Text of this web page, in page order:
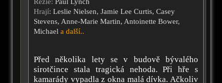
Režie: Paul Lynch
Hrají: Leslie Nielsen, Jamie Lee Curtis, Casey
Stevens, Anne-Marie Martin, Antoinette Bower,
Michael a další..
Před několika lety se v budově bývalého
sirotčince stala tragická nehoda. Při hře s
kamarády vypadla z okna malá dívka. Ačkoliv